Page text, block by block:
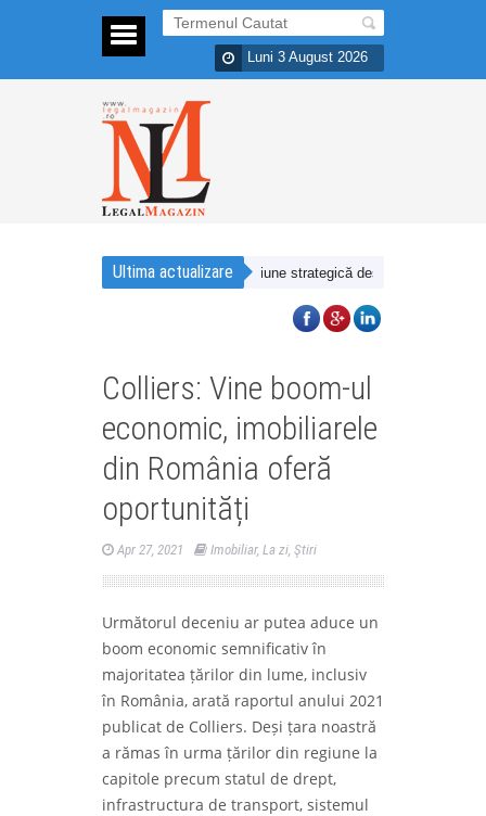
Luni 3 August 2026
Ultima actualizare
printr-o a doua operațiune strategică desfășurată împreună cu
Colliers: Vine boom-ul
economic, imobiliarele
din România oferă
oportunități
Apr 27, 2021 Imobiliar, La zi Ştiri
Următorul deceniu ar putea aduce un
boom economic semnificativ în
majoritatea țărilor din lume, inclusiv
în România, arată raportul anului 2021
publicat de Colliers. Deși țara noastră
a rămas în urma țărilor din regiune la
capitole precum statul de drept,
infrastructura de transport, sistemul